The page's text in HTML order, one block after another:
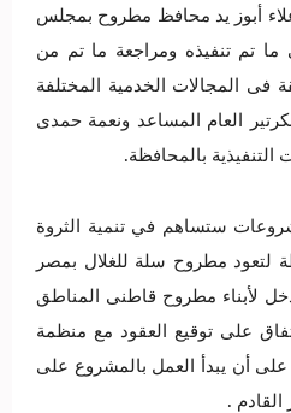
أبوز يد محافظ مطروح بمجلس
تم تنفيذه ومراجعة ما تم من
فى المجالات الخدمية المختلفة
العام المساعد ونعمة حمدى
التنفيذية بالمحافظة.
ستساهم في تنمية الثروة
لتعود مطروح سلة للغلال بمصر
لأبناء مطروح قاطنى المناطق
على توقيع العقود مع منظمة
أن يبدأ العمل بالمشروع على
.